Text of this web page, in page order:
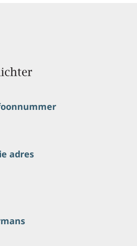
adres